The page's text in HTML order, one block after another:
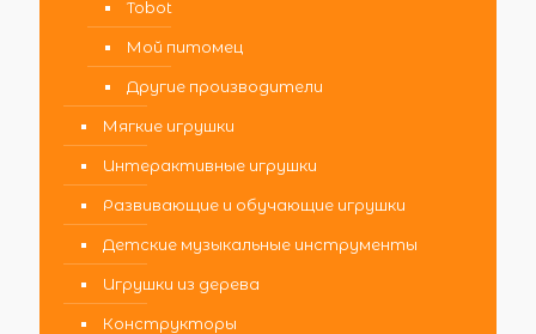
Tobot
Мой питомец
Другие производители
Мягкие игрушки
Интерактивные игрушки
Развивающие и обучающие игрушки
Детские музыкальные инструменты
Игрушки из дерева
Конструкторы